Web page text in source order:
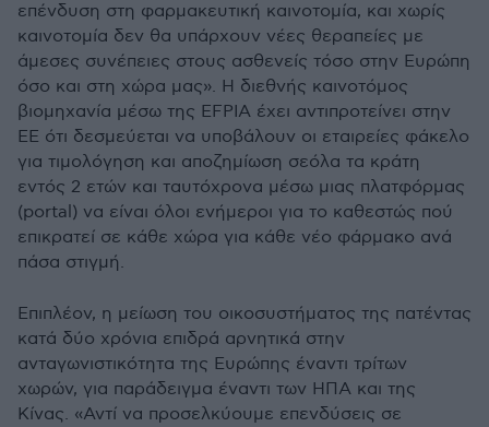
επένδυση στη φαρμακευτική καινοτομία, και χωρίς
καινοτομία δεν θα υπάρχουν νέες θεραπείες με
άμεσες συνέπειες στους ασθενείς τόσο στην Ευρώπη
όσο και στη χώρα μας». Η διεθνής καινοτόμος
βιομηχανία μέσω της EFPIA έχει αντιπροτείνει στην
ΕΕ ότι δεσμεύεται να υποβάλουν οι εταιρείες φάκελο
για τιμολόγηση και αποζημίωση σεόλα τα κράτη
εντός 2 ετών και ταυτόχρονα μέσω μιας πλατφόρμας
(portal) να είναι όλοι ενήμεροι για το καθεστώς πού
επικρατεί σε κάθε χώρα για κάθε νέο φάρμακο ανά
πάσα στιγμή.
Επιπλέον, η μείωση του οικοσυστήματος της πατέντας
κατά δύο χρόνια επιδρά αρνητικά στην
ανταγωνιστικότητα της Ευρώπης έναντι τρίτων
χωρών, για παράδειγμα έναντι των ΗΠΑ και της
Κίνας. «Αντί να προσελκύουμε επενδύσεις σε